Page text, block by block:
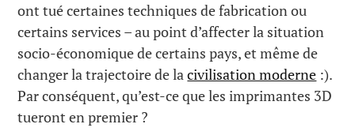
ont tué certaines techniques de fabrication ou
certains services – au point d’affecter la situation
socio-économique de certains pays, et même de
changer la trajectoire de lacivilisation moderne :).
Par conséquent, qu’est-ce que les imprimantes 3D
tueront en premier ?